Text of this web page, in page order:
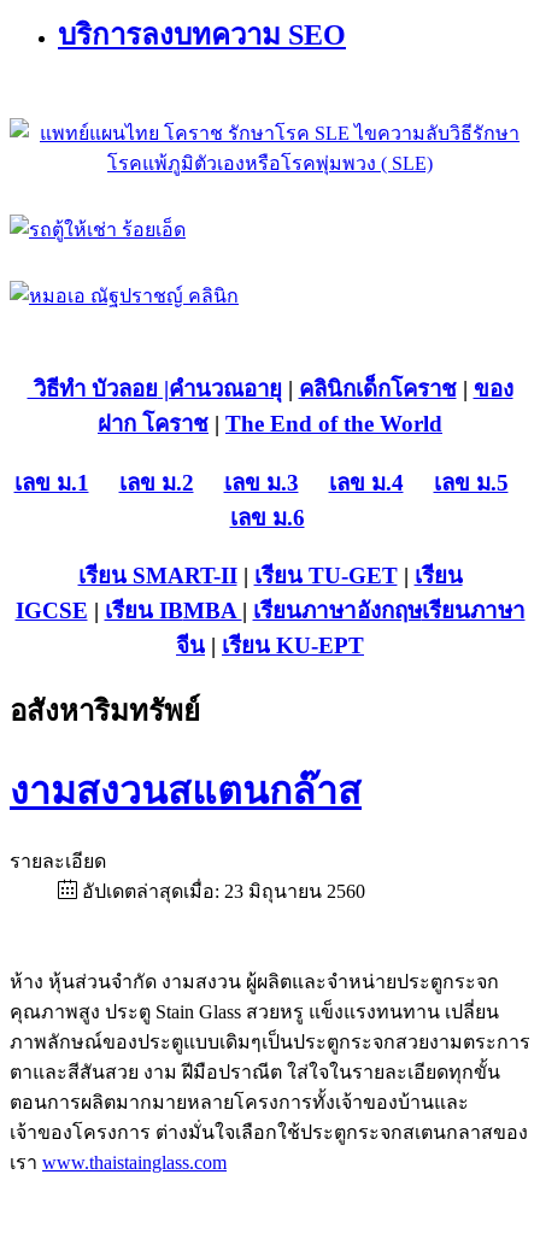
บริการลงบทความ SEO
วิธีทำ บัวลอย |คำนวณอายุ | คลินิกเด็กโคราช| ของ
ฝาก โคราช | The End of the World
เลข ม.1 เลข ม.2 เลข ม.3 เลข ม.4
เลข ม.5
เลข ม.6
เรียน SMART-II| เรียน TU-GET| เรียน
IGCSE | เรียน IBMBA | เรียนภาษาอังกฤษเรียนภาษา
จีน | เรียน KU-EPT
อสังหาริมทรัพย์
งามสงวนสแตนกล๊าส
รายละเอียด
อัปเดตล่าสุดเมื่อ: 23 มิถุนายน 2560
ห้าง หุ้นส่วนจำกัด งามสงวน ผู้ผลิตและจำหน่ายประตูกระจก
คุณภาพสูง ประตู Stain Glass สวยหรู แข็งแรงทนทาน เปลี่ยน
ภาพลักษณ์ของประตูแบบเดิมๆเป็นประตูกระจกสวยงามตระการ
ตาและสีสันสวย งาม ฝีมือปราณีต ใส่ใจในรายละเอียดทุกขั้น
ตอนการผลิตมากมายหลายโครงการทั้งเจ้าของบ้านและ
เจ้าของโครงการ ต่างมั่นใจเลือกใช้ประตูกระจกสเตนกลาสของ
เรา www.thaistainglass.com